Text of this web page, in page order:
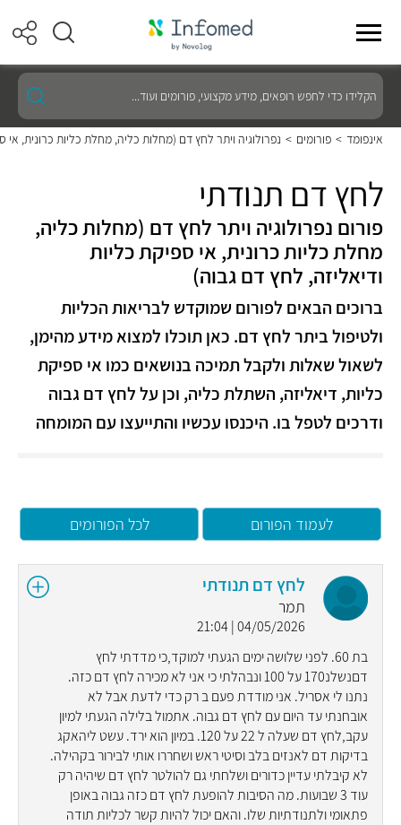
הקלידו
כדי
לחפש
רופאים,
מידע
פורומים
ועוד...
אינפומד > פורומים > נפרולוגיה ויתר לחץ דם (מחלות כליה, מחלת כליות כרונית, אי
לחץ דם תנודתי
פורום נפרולוגיה ויתר לחץ דם (מחלות כליה,
מחלת כליות כרונית, אי ספיקת כליות
ודיאליזה, לחץ דם גבוה)
ברוכים הבאים לפורום שמוקדש לבריאות הכליות
ולטיפול ביתר לחץ דם. כאן תוכלו למצוא מידע מהימן,
לשאול שאלות ולקבל תמיכה בנושאים כמו אי ספיקת
כליות, דיאליזה, השתלת כליה, וכן על לחץ דם גבוה
ודרכים לטפל בו. היכנסו עכשיו והתייעצו עם המומחה
לעמוד הפורום לכל הפורומים
לחץ דם תנודתי
תמר
04/05/2026 | 21:04
בת 60. לפני שלושה ימים הגעתי למוקד,כי מדדתי לחץ
דםנשלנ170 על 100 ונבהלתי כי אני לא מכירה לחץ דם כזה.
נתנו לי אסריל. אני מודדת פעם ב רק כדי לדעת אבל לא
אובחנתי עד היום עם לחץ דם גבוה. אתמול בלילה הגעתי למיון
עקב,לחץ דם שעלה ל 22 על 120. במיון הוא ירד. עשט ליהאקג
בדיקות דם לאנזים בלב וסיטי ראש ושחררו אותי לבירור בקהילה.
לא קיבלתי עדיין כדורים ושלחתי גם להולטר לחץ דם שיהיה רק
עוד 3 שבועות. מה הסיבות להופעת לחץ דם כזה גבוה באופן
פתאומי ולתנודתיות שלו. והאם יכול להיות קשר לכליות תודה